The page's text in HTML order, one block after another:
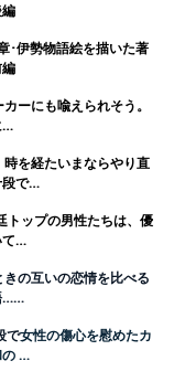
･伊勢物語絵を描いた著
ーにも喩えられそう。
…
を経たいまならやり直
段で…
トップの男性たちは、優
て…
の互いの恋情を比べる
……
で女性の傷心を慰めたカ
の …